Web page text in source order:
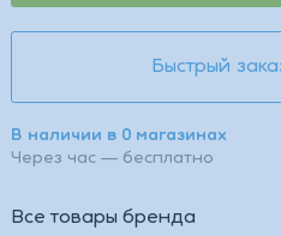
Быстрый
В наличии в 0 магазинах
Через час — бесплатно
Все товары бренда